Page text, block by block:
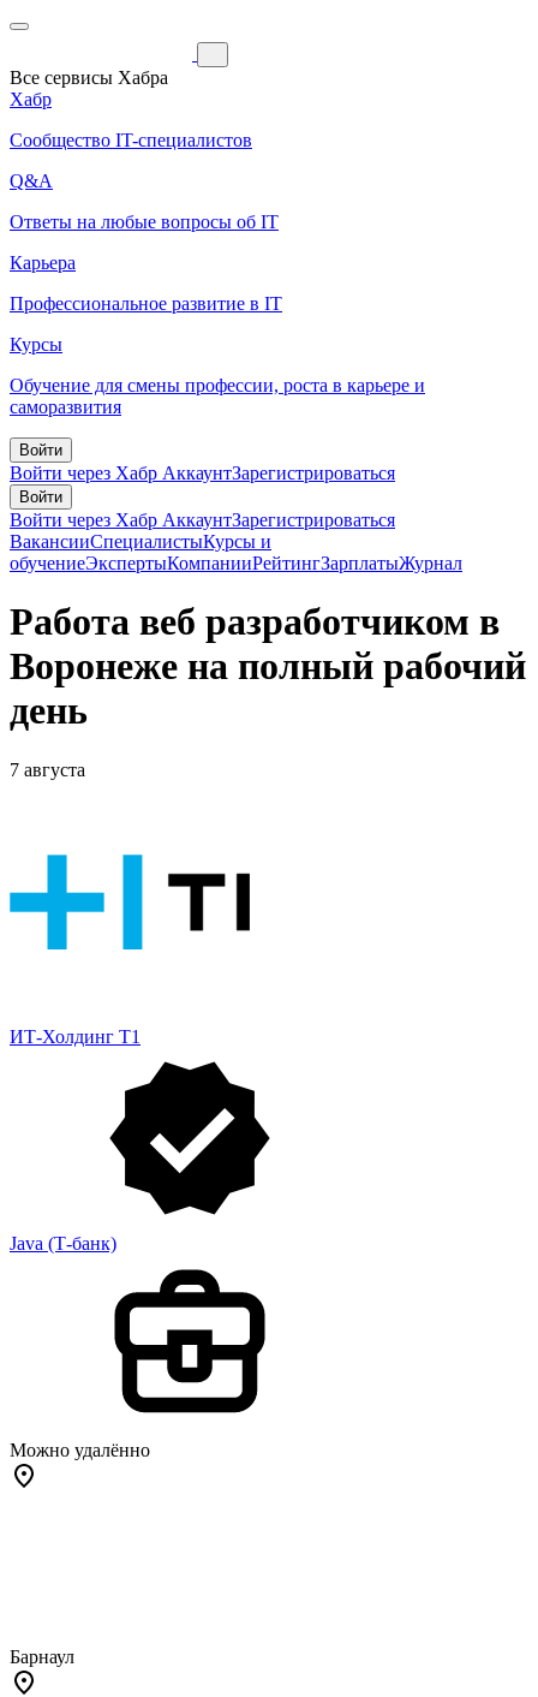
Все сервисы Хабра
Хабр
Сообщество IT-специалистов
Q&A
Ответы на любые вопросы об IT
Карьера
Профессиональное развитие в IT
Курсы
Обучение для смены профессии, роста в карьере и
саморазвития
Войти
Войти через Хабр АккаунтЗарегистрироваться
Войти
Войти через Хабр АккаунтЗарегистрироваться
ВакансииСпециалистыКурсы и
обучениеЭкспертыКомпанииРейтингЗарплатыЖурнал
Работа веб разработчиком в
Воронеже на полный рабочий
день
7 августа
ИТ-Холдинг Т1
Java (Т-банк)
Можно удалённо
Барнаул